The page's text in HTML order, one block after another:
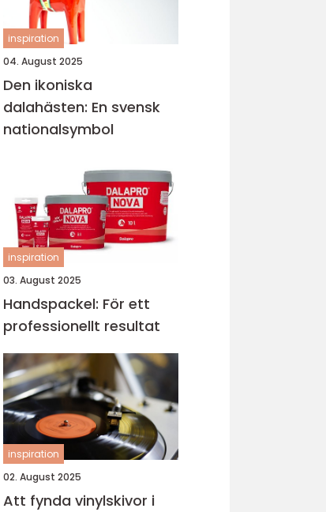
inspiration
04. August 2025
Den ikoniska
dalahästen: En svensk
nationalsymbol
inspiration
03. August 2025
Handspackel: För ett
professionellt resultat
inspiration
02. August 2025
Att fynda vinylskivor i